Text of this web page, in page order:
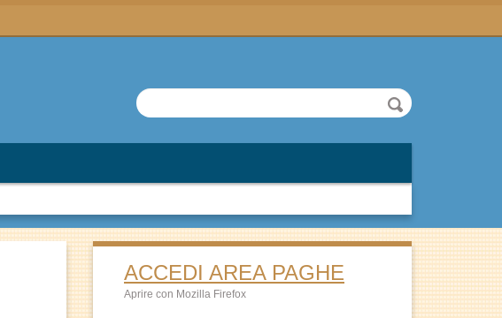
ACCEDI AREA PAGHE
Aprire con Mozilla Firefox